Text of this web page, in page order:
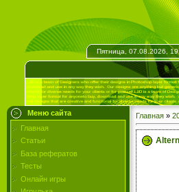
Пятница, 07.08.2026,
Меню сайта
Главная
Статьи
База рефератов
Тесты
Онлайн игры
Главная »